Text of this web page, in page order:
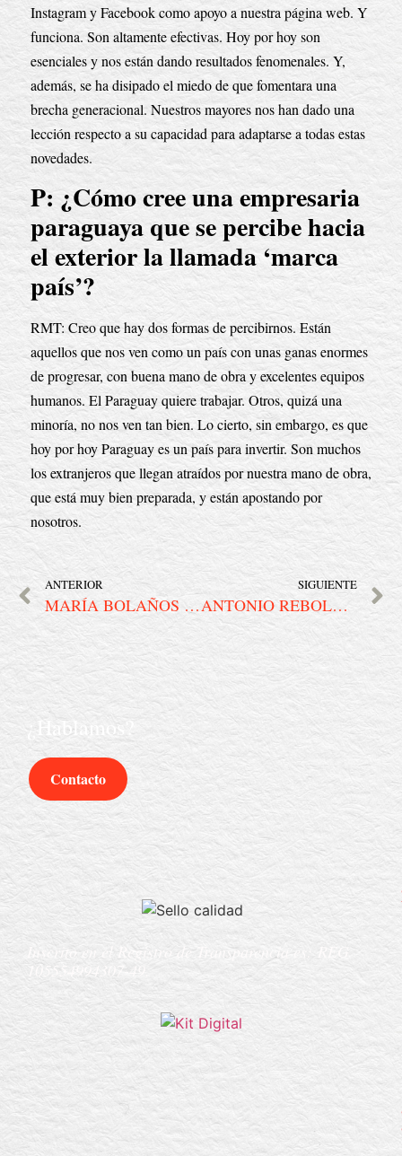
Instagram y Facebook como apoyo a nuestra página web. Y
funciona. Son altamente efectivas. Hoy por hoy son
esenciales y nos están dando resultados fenomenales. Y,
además, se ha disipado el miedo de que fomentara una
brecha generacional. Nuestros mayores nos han dado una
lección respecto a su capacidad para adaptarse a todas estas
novedades.
P: ¿Cómo cree una empresaria
paraguaya que se percibe hacia
el exterior la llamada ‘marca
país’?
RMT: Creo que hay dos formas de percibirnos. Están
aquellos que nos ven como un país con unas ganas enormes
de progresar, con buena mano de obra y excelentes equipos
humanos. El Paraguay quiere trabajar. Otros, quizá una
minoría, no nos ven tan bien. Lo cierto, sin embargo, es que
hoy por hoy Paraguay es un país para invertir. Son muchos
los extranjeros que llegan atraídos por nuestra mano de obra,
que está muy bien preparada, y están apostando por
nosotros.
ANTERIOR
MARÍA BOLAÑOS | «El Museo Nacional de Escultura es referente por modernidad, por rigor, por apertura y por coherencia institucional»
SIGUIENTE
ANTONIO REBOLLO | “La innovación fue clave en Barcelona ’92; logró que fluyera la imaginación”
¿Hablamos?
Contacto
Inscrito en el Registro de Transparencia es: REG
105554994307-49.